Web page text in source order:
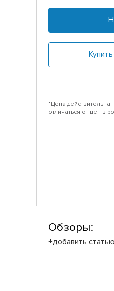
*Цена действительна
отличаться от цен в
Обзоры:
+добавить